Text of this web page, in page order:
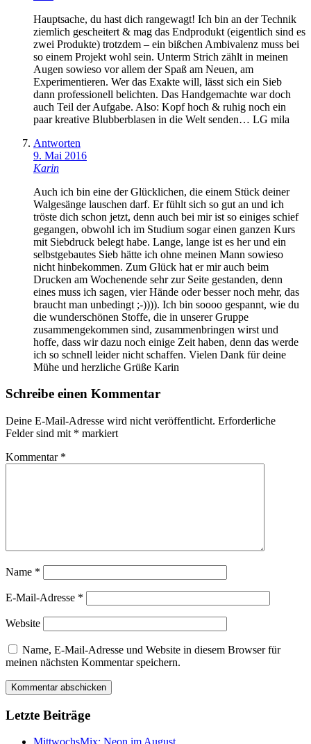
Hauptsache, du hast dich rangewagt! Ich bin an der Technik
ziemlich gescheitert & mag das Endprodukt (eigentlich sind es
zwei Produkte) trotzdem – ein bißchen Ambivalenz muss bei
so einem Projekt wohl sein. Unterm Strich zählt in meinen
Augen sowieso vor allem der Spaß am Neuen, am
Experimentieren. Wer das Exakte will, lässt sich ein Sieb
dann professionell belichten. Das Handgemachte war doch
auch Teil der Aufgabe. Also: Kopf hoch & ruhig noch ein
paar kreative Blubberblasen in die Welt senden… LG mila
Antworten
9. Mai 2016
Karin
Auch ich bin eine der Glücklichen, die einem Stück deiner
Walgesänge lauschen darf. Er fühlt sich so gut an und ich
tröste dich schon jetzt, denn auch bei mir ist so einiges schief
gegangen, obwohl ich im Studium sogar einen ganzen Kurs
mit Siebdruck belegt habe. Lange, lange ist es her und ein
selbstgebautes Sieb hätte ich ohne meinen Mann sowieso
nicht hinbekommen. Zum Glück hat er mir auch beim
Drucken am Wochenende sehr zur Seite gestanden, denn
eines muss ich sagen, vier Hände oder besser noch mehr, das
braucht man unbedingt ;-)))). Ich bin soooo gespannt, wie du
die wunderschönen Stoffe, die in unserer Gruppe
zusammengekommen sind, zusammenbringen wirst und
hoffe, dass wir dazu noch einige Zeit haben, denn das werde
ich so schnell leider nicht schaffen. Vielen Dank für deine
Mühe und herzliche Grüße Karin
Schreibe einen Kommentar
Deine E-Mail-Adresse wird nicht veröffentlicht. Erforderliche
Felder sind mit * markiert
Kommentar *
Name *
E-Mail-Adresse *
Website
Name, E-Mail-Adresse und Website in diesem Browser für
meinen nächsten Kommentar speichern.
Letzte Beiträge